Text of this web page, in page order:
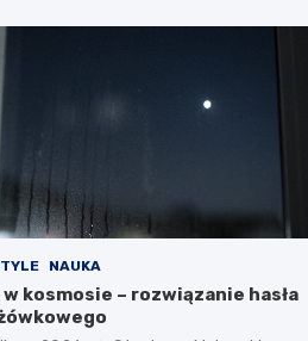
NAUKA
w kosmosie – rozwiązanie hasła